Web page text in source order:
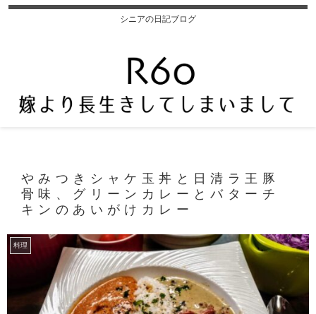
シニアの日記ブログ
やみつきシャケ玉丼と日清ラ王豚
骨味、グリーンカレーとバターチ
キンのあいがけカレー
料理